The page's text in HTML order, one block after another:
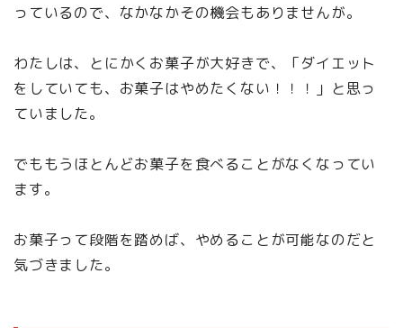
っているので、なかなかその機会もありませんが。
わたしは、とにかくお菓子が大好きで、「ダイエット
をしていても、お菓子はやめたくない！！！」と思っ
ていました。
でももうほとんどお菓子を食べることがなくなってい
ます。
お菓子って段階を踏めば、やめることが可能なのだと
気づきました。